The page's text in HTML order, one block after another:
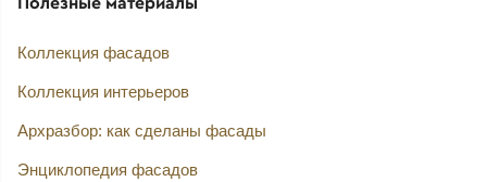
Коллекция фасадов
Коллекция интерьеров
Архразбор: как сделаны фасады
Энциклопедия фасадов